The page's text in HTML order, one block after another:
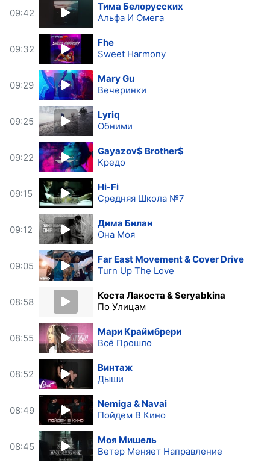
09:42
Тима Белорусских
Альфа И Омега
09:32
Fhe
Sweet Harmony
09:29
Mary Gu
Вечеринки
09:25
Lyriq
Обними
09:22
Gayazov$ Brother$
Кредо
09:15
Hi-Fi
Средняя Школа №7
09:12
Дима Билан
Она Моя
09:05
Far East Movement & Cover Drive
Turn Up The Love
08:58
Коста Лакоста & Seryabkina
По Улицам
08:55
Мари Краймбрери
Всё Прошло
08:52
Винтаж
Дыши
08:49
Nemiga & Navai
Пойдем В Кино
08:45
Моя Мишель
Ветер Меняет Направление